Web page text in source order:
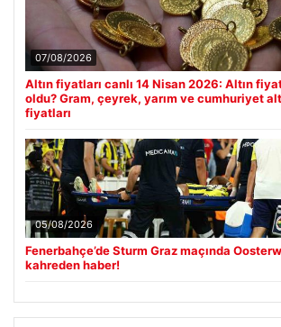
07/08/2026
Altın fiyatları canlı 14 Nisan 2026: Altın
oldu? Gram, çeyrek, yarım ve cumhuriyet
fiyatları
05/08/2026
Fenerbahçe’de Sturm Graz maçında
kahreden haber!